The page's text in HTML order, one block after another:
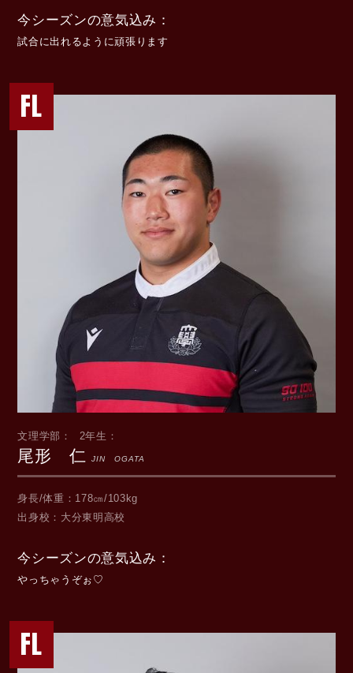
今シーズンの意気込み
試合に出れるように頑張ります
FL
文理学部 2年生
尾形 仁 JIN OGATA
身長/体重
178㎝/103kg
出身校
大分東明高校
今シーズンの意気込み
やっちゃうぞぉ♡
FL